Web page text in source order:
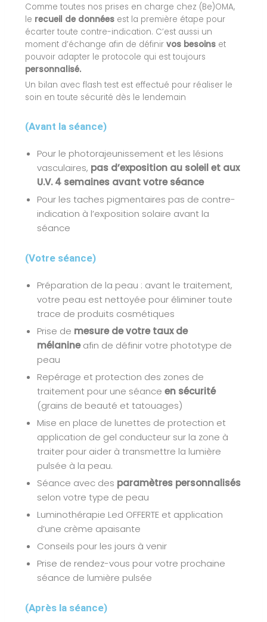
Comme toutes nos prises en charge chez (Be)OMA,
le recueil de données est la première étape pour
écarter toute contre-indication. C’est aussi un
moment d’échange afin de définir vos besoins et
pouvoir adapter le protocole qui est toujours
personnalisé.
Un bilan avec flash test est effectué pour réaliser le
soin en toute sécurité dès le lendemain
(Avant la séance)
Pour le photorajeunissement et les lésions
vasculaires, pas d’exposition au soleilet aux
U.V. 4 semaines avant votre séance
Pour les taches pigmentaires pas de contre-
indication à l’exposition solaire avant la
séance
(Votre séance)
Préparation de la peau : avant le traitement,
votre peau est nettoyée pour éliminer toute
trace de produits cosmétiques
Prise de mesure de votre taux de
mélanineafin de définir votre phototype de
peau
Repérage et protection des zones de
traitement pour une séance en sécurité
(grains de beauté et tatouages)
Mise en place de lunettes de protection et
application de gel conducteur sur la zone à
traiter pour aider à transmettre la lumière
pulsée à la peau.
Séance avec des paramètres personnalisés
selon votre type de peau
Luminothérapie Led OFFERTE et application
d’une crème apaisante
Conseils pour les jours à venir
Prise de rendez-vous pour votre prochaine
séance de lumière pulsée
(Après la séance)